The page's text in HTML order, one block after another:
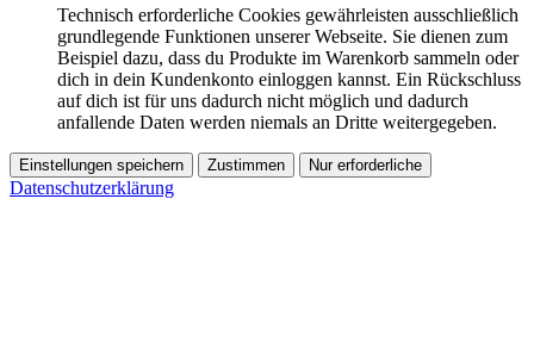
Technisch erforderliche Cookies gewährleisten ausschließlich
grundlegende Funktionen unserer Webseite. Sie dienen zum
Beispiel dazu, dass du Produkte im Warenkorb sammeln oder
dich in dein Kundenkonto einloggen kannst. Ein Rückschluss
auf dich ist für uns dadurch nicht möglich und dadurch
anfallende Daten werden niemals an Dritte weitergegeben.
Einstellungen speichern Zustimmen Nur erforderliche
Datenschutzerklärung